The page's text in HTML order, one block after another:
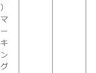
）
マ
ー
キ
ン
グ